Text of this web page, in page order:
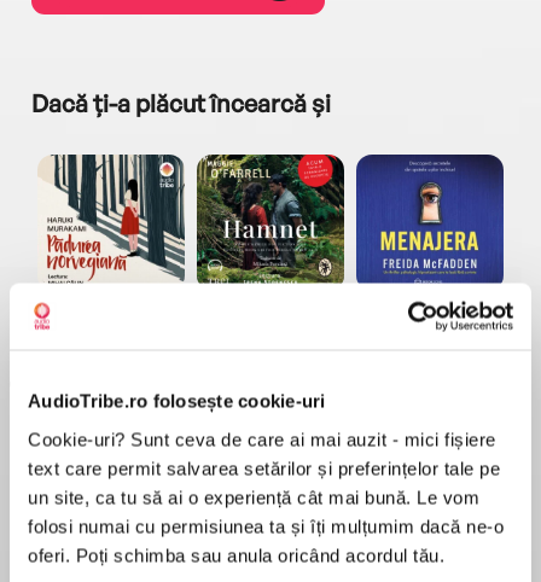
AudioTribe.ro folosește cookie-uri
Cookie-uri? Sunt ceva de care ai mai auzit - mici fișiere
text care permit salvarea setărilor și preferințelor tale pe
un site, ca tu să ai o experiență cât mai bună. Le vom
folosi numai cu permisiunea ta și îți mulțumim dacă ne-o
oferi. Poți schimba sau anula oricând acordul tău.
Dacă ți-a plăcut încearcă și
Pădurea norvegiană
Elita de Argint (Elita
de...
Dani Francis
Diavolul se îmbracă de
la...
Lauren Weisberger
Menajera
Freida McFadden
Migdală
Sohn Won-pyung